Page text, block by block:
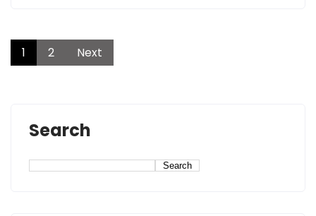
1 2 Next
Search
Search